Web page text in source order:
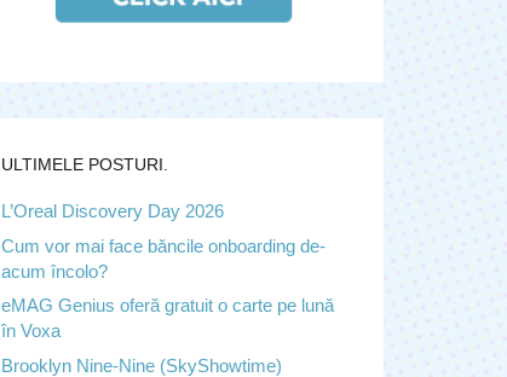
ULTIMELE POSTURI.
L’Oreal Discovery Day 2026
Cum vor mai face băncile onboarding de-
acum încolo?
eMAG Genius oferă gratuit o carte pe lună
în Voxa
Brooklyn Nine-Nine (SkyShowtime)